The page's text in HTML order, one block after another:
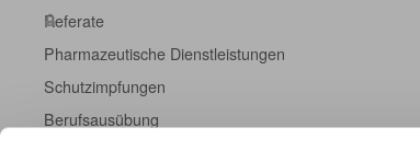
Referate
Pharmazeutische Dienstleistungen
Schutzimpfungen
Berufsausübung